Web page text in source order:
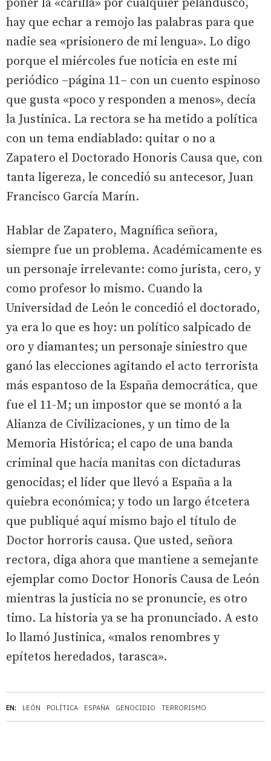
EN: LEÓN POLÍTICA ESPAÑA GENOCIDIO TERRORISMO
poner la «carilla» por cualquier pelandusco,
hay que echar a remojo las palabras para que
nadie sea «prisionero de mi lengua». Lo digo
porque el miércoles fue noticia en este mi
periódico –página 11– con un cuento espinoso
que gusta «poco y responden a menos», decía
la Justinica. La rectora se ha metido a política
con un tema endiablado: quitar o no a
Zapatero el Doctorado Honoris Causa que, con
tanta ligereza, le concedió su antecesor, Juan
Francisco García Marín.
Hablar de Zapatero, Magnífica señora,
siempre fue un problema. Académicamente es
un personaje irrelevante: como jurista, cero, y
como profesor lo mismo. Cuando la
Universidad de León le concedió el doctorado,
ya era lo que es hoy: un político salpicado de
oro y diamantes; un personaje siniestro que
ganó las elecciones agitando el acto terrorista
más espantoso de la España democrática, que
fue el 11-M; un impostor que se montó a la
Alianza de Civilizaciones, y un timo de la
Memoria Histórica; el capo de una banda
criminal que hacía manitas con dictaduras
genocidas; el líder que llevó a España a la
quiebra económica; y todo un largo étcetera
que publiqué aquí mismo bajo el título de
Doctor horroris causa. Que usted, señora
rectora, diga ahora que mantiene a semejante
ejemplar como Doctor Honoris Causa de León
mientras la justicia no se pronuncie, es otro
timo. La historia ya se ha pronunciado. A esto
lo llamó Justinica, «malos renombres y
epítetos heredados, tarasca».